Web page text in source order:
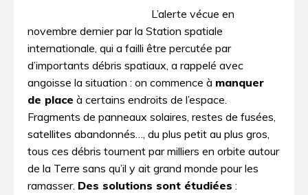
L’alerte vécue en
novembre dernier par la Station spatiale
internationale, qui a failli être percutée par
d’importants débris spatiaux, a rappelé avec
angoisse la situation : on commence à manquer
de place à certains endroits de l’espace.
Fragments de panneaux solaires, restes de fusées,
satellites abandonnés…, du plus petit au plus gros,
tous ces débris tournent par milliers en orbite autour
de la Terre sans qu’il y ait grand monde pour les
ramasser. Des solutions sont étudiées :